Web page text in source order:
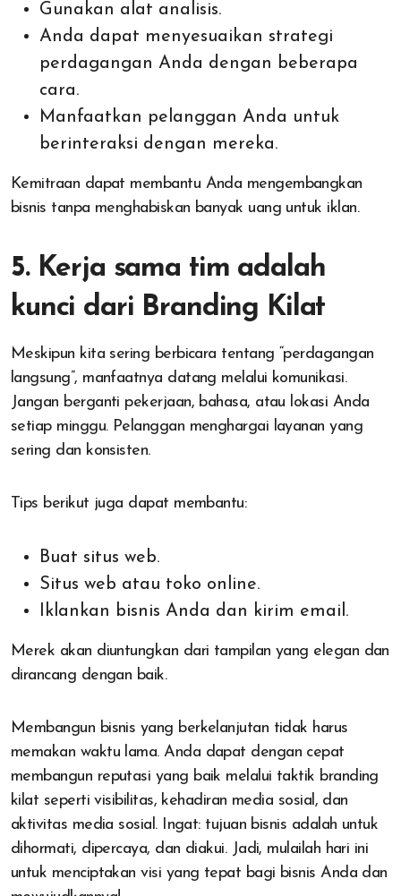
Gunakan alat analisis.
Anda dapat menyesuaikan strategi
perdagangan Anda dengan beberapa
cara.
Manfaatkan pelanggan Anda untuk
berinteraksi dengan mereka.
Kemitraan dapat membantu Anda mengembangkan
bisnis tanpa menghabiskan banyak uang untuk iklan.
5. Kerja sama tim adalah
kunci dari Branding Kilat
Meskipun kita sering berbicara tentang “perdagangan
langsung”, manfaatnya datang melalui komunikasi.
Jangan berganti pekerjaan, bahasa, atau lokasi Anda
setiap minggu. Pelanggan menghargai layanan yang
sering dan konsisten.
Tips berikut juga dapat membantu:
Buat situs web.
Situs web atau toko online.
Iklankan bisnis Anda dan kirim email.
Merek akan diuntungkan dari tampilan yang elegan dan
dirancang dengan baik.
Membangun bisnis yang berkelanjutan tidak harus
memakan waktu lama. Anda dapat dengan cepat
membangun reputasi yang baik melalui taktik branding
kilat seperti visibilitas, kehadiran media sosial, dan
aktivitas media sosial. Ingat: tujuan bisnis adalah untuk
dihormati, dipercaya, dan diakui. Jadi, mulailah hari ini
untuk menciptakan visi yang tepat bagi bisnis Anda dan